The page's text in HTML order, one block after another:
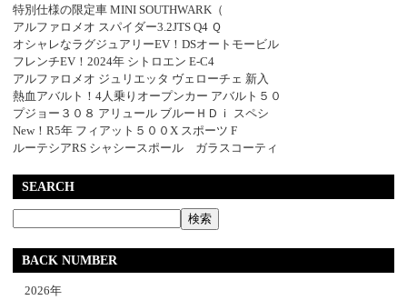
特別仕様の限定車 MINI SOUTHWARK（
アルファロメオ スパイダー3.2JTS Q4 Ｑ
オシャレなラグジュアリーEV！DSオートモービル
フレンチEV！2024年 シトロエン E-C4
アルファロメオ ジュリエッタ ヴェローチェ 新入
熱血アバルト！4人乗りオープンカー アバルト５０
プジョー３０８ アリュール ブルーＨＤｉ スペシ
New！R5年 フィアット５００X スポーツ F
ルーテシアRS シャシースポール ガラスコーティ
SEARCH
BACK NUMBER
2026年